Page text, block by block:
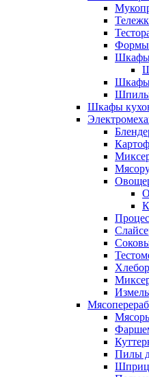
Формы
Шкафы
Шкафы
Шкафы
Пилы